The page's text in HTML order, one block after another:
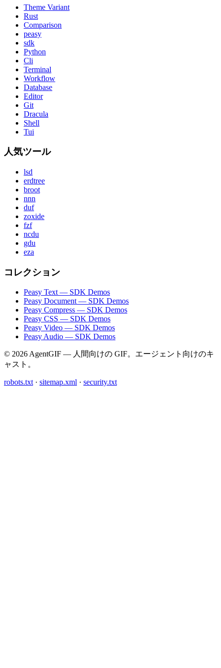
Theme Variant
Rust
Comparison
peasy
sdk
Python
Cli
Terminal
Workflow
Database
Editor
Git
Dracula
Shell
Tui
人気ツール
lsd
erdtree
broot
nnn
duf
zoxide
fzf
ncdu
gdu
eza
コレクション
Peasy Text — SDK Demos
Peasy Document — SDK Demos
Peasy Compress — SDK Demos
Peasy CSS — SDK Demos
Peasy Video — SDK Demos
Peasy Audio — SDK Demos
© 2026 AgentGIF — 人間向けの GIF。エージェント向けのキ
ャスト。
robots.txt · sitemap.xml · security.txt